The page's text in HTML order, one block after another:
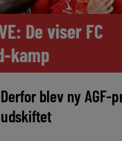
De viser FC
kamp
Derfor blev ny AGF-
udskiftet